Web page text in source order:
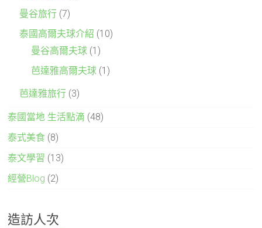
曼谷旅行 (7)
泰國高爾夫球介紹 (10)
曼谷高爾夫球 (1)
芭達雅高爾夫球 (1)
芭達雅旅行 (3)
泰國當地 生活點滴 (48)
泰式美食 (8)
泰文學習 (13)
經營Blog (2)
造訪人次